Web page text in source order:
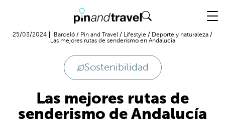
25/03/2024 Barceló / Pin and Travel / Lifestyle / Deporte y naturaleza /
Las mejores rutas de senderismo en Andalucía
Sostenibilidad
Las mejores rutas de
senderismo de Andalucía